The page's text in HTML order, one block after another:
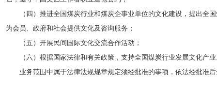
（四）推进全国煤炭行业和煤炭企事业单位的文化建设，提出
为会员、政府和社会提供文化及咨询服务；
（五）开展民间国际文化交流合作活动；
（六）根据国家法律和有关政策，支持全国煤炭行业发展文化产
业务范围中属于法律法规规章规定须经批准的事项，依法经批